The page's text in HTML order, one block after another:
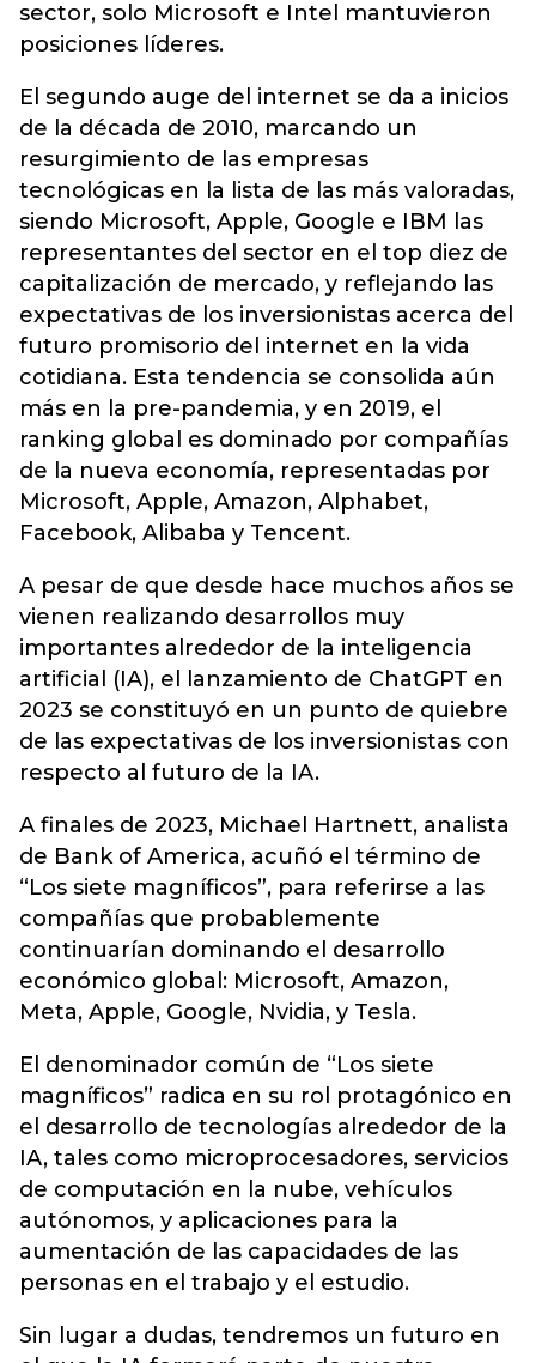
sector, solo Microsoft e Intel mantuvieron
posiciones líderes.
El segundo auge del internet se da a inicios
de la década de 2010, marcando un
resurgimiento de las empresas
tecnológicas en la lista de las más valoradas,
siendo Microsoft, Apple, Google e IBM las
representantes del sector en el top diez de
capitalización de mercado, y reflejando las
expectativas de los inversionistas acerca del
futuro promisorio del internet en la vida
cotidiana. Esta tendencia se consolida aún
más en la pre-pandemia, y en 2019, el
ranking global es dominado por compañías
de la nueva economía, representadas por
Microsoft, Apple, Amazon, Alphabet,
Facebook, Alibaba y Tencent.
A pesar de que desde hace muchos años se
vienen realizando desarrollos muy
importantes alrededor de la inteligencia
artificial (IA), el lanzamiento de ChatGPT en
2023 se constituyó en un punto de quiebre
de las expectativas de los inversionistas con
respecto al futuro de la IA.
A finales de 2023, Michael Hartnett, analista
de Bank of America, acuñó el término de
“Los siete magníficos”, para referirse a las
compañías que probablemente
continuarían dominando el desarrollo
económico global: Microsoft, Amazon,
Meta, Apple, Google, Nvidia, y Tesla.
El denominador común de “Los siete
magníficos” radica en su rol protagónico en
el desarrollo de tecnologías alrededor de la
IA, tales como microprocesadores, servicios
de computación en la nube, vehículos
autónomos, y aplicaciones para la
aumentación de las capacidades de las
personas en el trabajo y el estudio.
Sin lugar a dudas, tendremos un futuro en